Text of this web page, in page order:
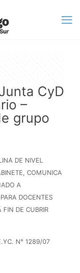
CyD
–
grupo
DE NIVEL
COMUNICA
A
DOCENTES
FIN DE CUBRIR
N° 1289/07